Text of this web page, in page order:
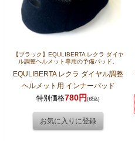
【ブラック】EQULIBERTA レクラ ダイヤ
ル調整ヘルメット専用の予備パッド。
EQULIBERTA レクラ ダイヤル調整
ヘルメット用 インナーパッド
特別価格780円(税込)